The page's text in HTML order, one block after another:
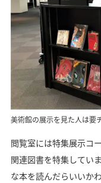
美術館の展示を見た人は要
閲覧室には特集展示コ
関連図書を特集してい
な本を読んだらいいか